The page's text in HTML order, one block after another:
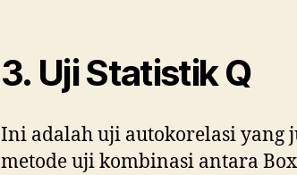
3. Uji Statistik Q
Ini adalah uji autokorelasi yang
metode uji kombinasi antara